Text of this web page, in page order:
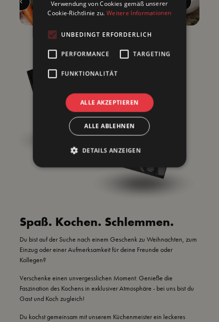
Spaß. Kochen. Schlemmen.
Du bist auf der Suche nach einem Geschenk zu Weihnachten, zum
Einzug oder einer Aufmerksamkeit für deine Freunde oder
Kollegen?
Verschenke einen unvergesslichen Moment: Genieße die
Faszination des Kochens in exklusiver Atmosphäre - bei uns bist du
Gast und Koch zugleich!
Du kochst gemeinsam mit unserem Küchenmeister ein leckeres
Verwendung von Cookies gemäß unserer
Cookie-Richtlinie zu.Weitere Informationen
UNBEDINGT ERFORDERLICH
PERFORMANCE TARGETING
FUNKTIONALITÄT
ALLE AKZEPTIEREN
ALLE ABLEHNEN
DETAILS ANZEIGEN